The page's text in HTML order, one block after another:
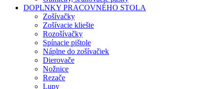
DOPLNKY PRACOVNÉHO STOLA
Zošívačky
Zošívacie kliešte
Rozošívačky
Spínacie pištole
Náplne do zošívačiek
Dierovače
Nožnice
Rezače
Lupy